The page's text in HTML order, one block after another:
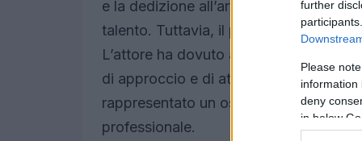
further
Please
information
deny
in below
e la dedizione all’arte drammatica
talento. Tuttavia, il passaggio al
L’attore ha dovuto affrontare un vero
di approccio e di attitudine dei suoi
rappresentato un ostacolo iniziale,
professionale.